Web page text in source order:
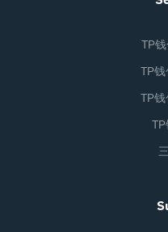
TP
TP
TP
TP